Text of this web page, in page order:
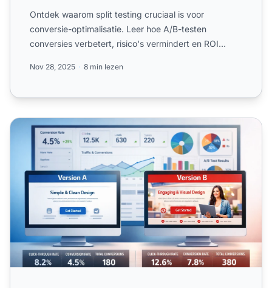
Ontdek waarom split testing cruciaal is voor
conversie-optimalisatie. Leer hoe A/B-testen
conversies verbetert, risico's vermindert en ROI
Nov 28, 2025 8 min lezen
Waarom Continue Testen Essentieel is in Affiliate